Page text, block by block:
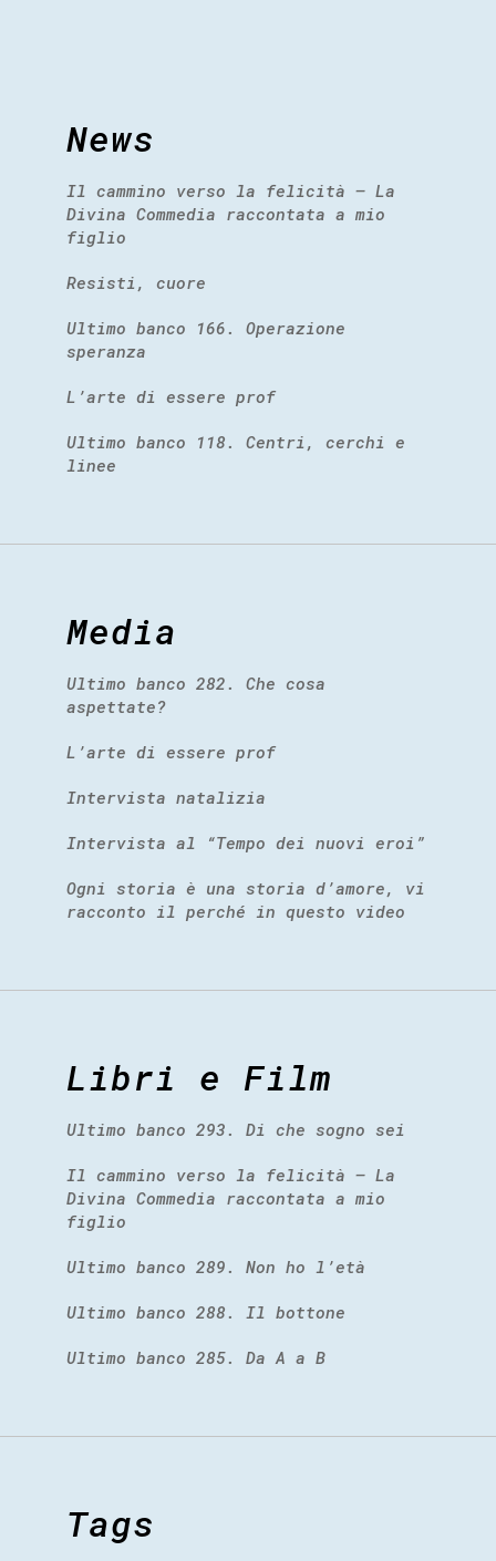
News
Il cammino verso la felicità – La
Divina Commedia raccontata a mio
figlio
Resisti, cuore
Ultimo banco 166. Operazione
speranza
L’arte di essere prof
Ultimo banco 118. Centri, cerchi e
linee
Media
Ultimo banco 282. Che cosa
aspettate?
L’arte di essere prof
Intervista natalizia
Intervista al “Tempo dei nuovi eroi”
Ogni storia è una storia d’amore, vi
racconto il perché in questo video
Libri e Film
Ultimo banco 293. Di che sogno sei
Il cammino verso la felicità – La
Divina Commedia raccontata a mio
figlio
Ultimo banco 289. Non ho l’età
Ultimo banco 288. Il bottone
Ultimo banco 285. Da A a B
Tags